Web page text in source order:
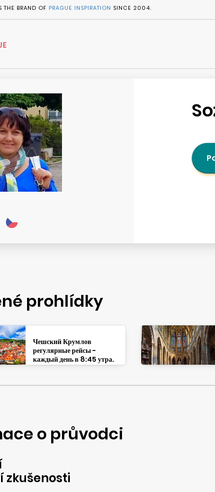
THE BRAND OF PRAGUE INSPIRATION SINCE 2004.
prohlídky
Чешский Крумлов
регулярные рейсы -
каждый день в 8:45 утра.
o průvodci
zkušenosti